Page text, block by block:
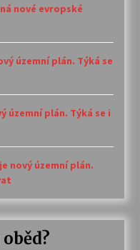
nové evropské
územní plán. Týká se
územní plán. Týká se i
nový územní plán.